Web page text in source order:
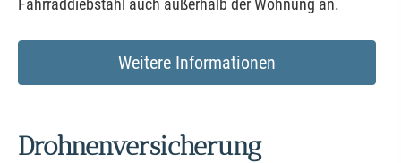
Fahrraddiebstahl auch außerhalb der Wohnung an.
Weitere Informationen
Drohnenversicherung